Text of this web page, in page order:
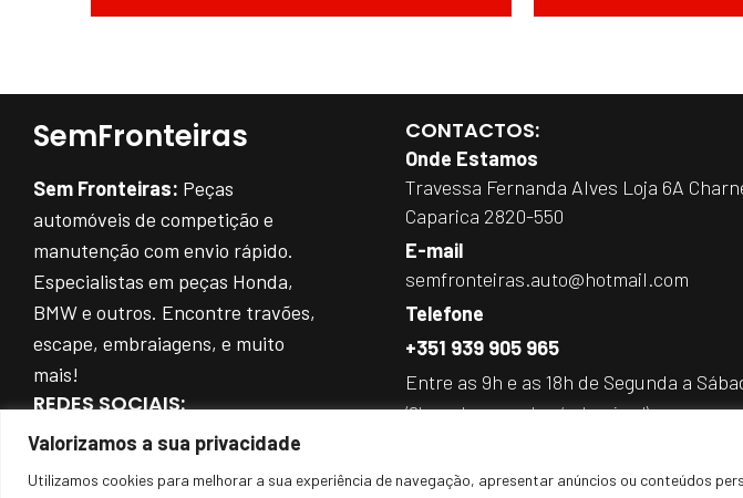
Valorizamos a sua privacidade
Utilizamos cookies para melhorar a sua experiência de navegação, apresentar anúncios ou conteúdos
SemFronteiras
Sem Fronteiras: Peças
automóveis de competição e
manutenção com envio rápido.
Especialistas em peças Honda,
BMW e outros. Encontre travões,
escape, embraiagens, e muito
mais!
REDES SOCIAIS:
CONTACTOS:
Onde Estamos
Travessa Fernanda Alves Loja 6A
Caparica 2820-550
E-mail
semfronteiras.auto@hotmail.com
Telefone
+351 939 905 965
Entre as 9h e as 18h de Segunda a
(Chamada para rede móvel nacional)